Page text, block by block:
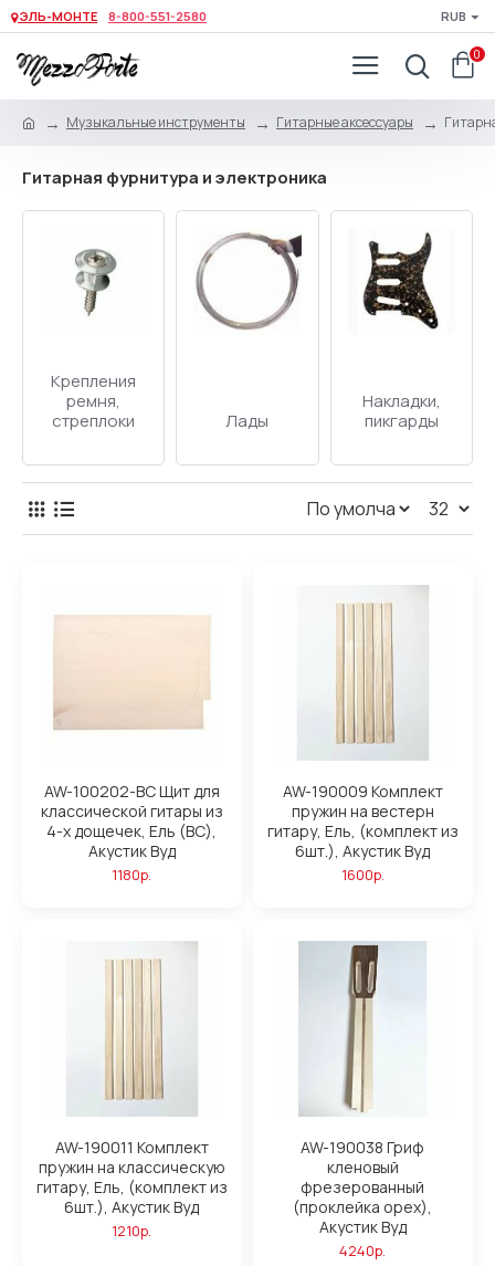
ЭЛЬ-МОНТЕ 8-800-551-2580 RUB
0
Музыкальные инструменты Гитарные аксессуары
Гитарная фурнитура и электроника
Крепления
ремня,
стреплоки
Лады
Накладки,
пикгарды
AW-100202-BC Щит для
классической гитары из
4-х дощечек, Ель (ВС),
Акустик Вуд
1180р.
AW-190009 Комплект
пружин на вестерн
гитару, Ель, (комплект из
6шт.), Акустик Вуд
1600р.
AW-190011 Комплект
пружин на классическую
гитару, Ель, (комплект из
6шт.), Акустик Вуд
1210р.
AW-190038 Гриф
кленовый
фрезерованный
(проклейка орех),
Акустик Вуд
4240р.